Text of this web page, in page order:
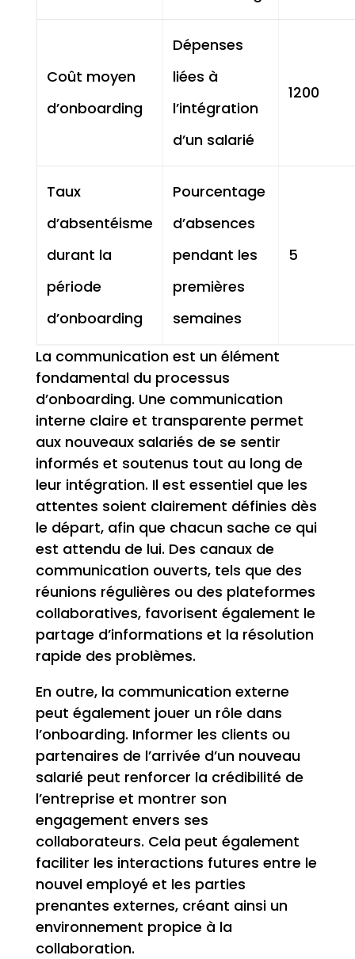
Coût moyen
d’onboarding
Dépenses
liées à
l’intégration
d’un salarié
1200
Taux
d’absentéisme
durant la
période
d’onboarding
Pourcentage
d’absences
pendant les
premières
semaines
5
La communication est un élément
fondamental du processus
d’onboarding. Une communication
interne claire et transparente permet
aux nouveaux salariés de se sentir
informés et soutenus tout au long de
leur intégration. Il est essentiel que les
attentes soient clairement définies dès
le départ, afin que chacun sache ce qui
est attendu de lui. Des canaux de
communication ouverts, tels que des
réunions régulières ou des plateformes
collaboratives, favorisent également le
partage d’informations et la résolution
rapide des problèmes.
En outre, la communication externe
peut également jouer un rôle dans
l’onboarding. Informer les clients ou
partenaires de l’arrivée d’un nouveau
salarié peut renforcer la crédibilité de
l’entreprise et montrer son
engagement envers ses
collaborateurs. Cela peut également
faciliter les interactions futures entre le
nouvel employé et les parties
prenantes externes, créant ainsi un
environnement propice à la
collaboration.